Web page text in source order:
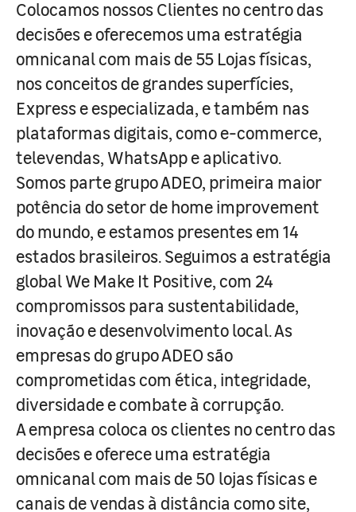
Colocamos nossos Clientes no centro das
decisões e oferecemos uma estratégia
omnicanal com mais de 55 Lojas físicas,
nos conceitos de grandes superfícies,
Express e especializada, e também nas
plataformas digitais, como e-commerce,
televendas, WhatsApp e aplicativo.
Somos parte grupo ADEO, primeira maior
potência do setor de home improvement
do mundo, e estamos presentes em 14
estados brasileiros. Seguimos a estratégia
global We Make It Positive, com 24
compromissos para sustentabilidade,
inovação e desenvolvimento local. As
empresas do grupo ADEO são
comprometidas com ética, integridade,
diversidade e combate à corrupção.
A empresa coloca os clientes no centro das
decisões e oferece uma estratégia
omnicanal com mais de 50 lojas físicas e
canais de vendas à distância como site,